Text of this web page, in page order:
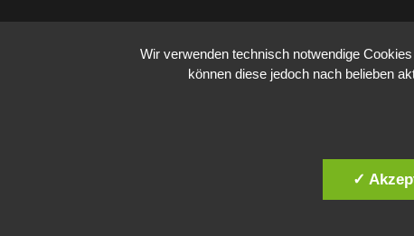
Wir verwenden technisch notwendige
können diese jedoch nach belieben
✓